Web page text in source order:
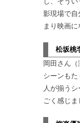
影現場で自
まり映画
松坂桃
岡田さん
シーンも
人が揃う
ごく感じま